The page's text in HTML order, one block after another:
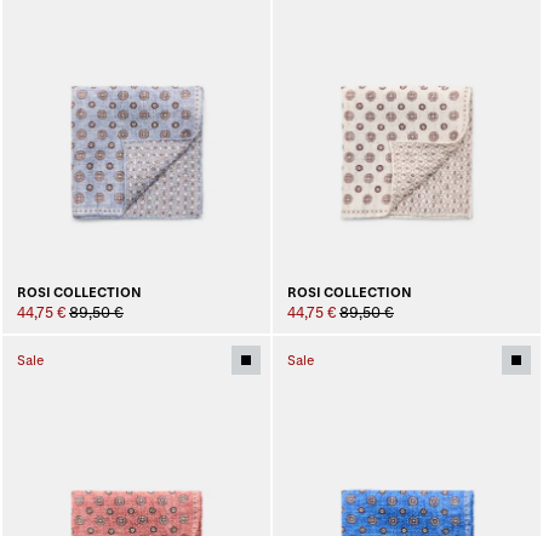
ROSI COLLECTION
44,75 € 89,50 €
ROSI COLLECTION
44,75 € 89,50 €
Sale Sale